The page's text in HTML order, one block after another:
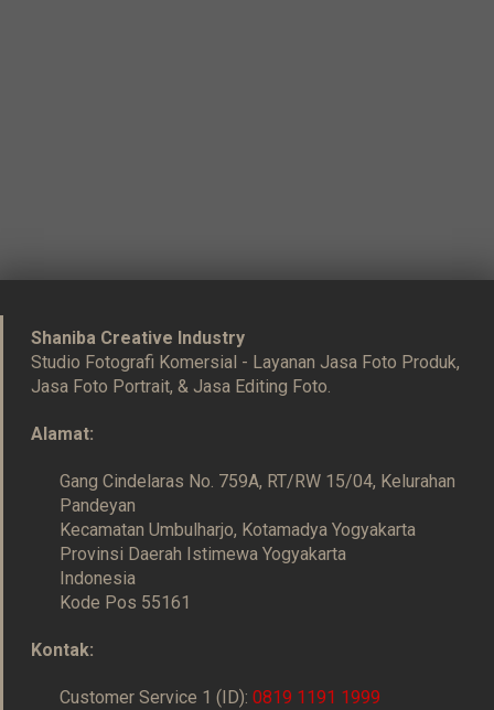
Shaniba Creative Industry
Studio Fotografi Komersial - Layanan Jasa Foto Produk,
Jasa Foto Portrait, & Jasa Editing Foto.
Alamat:
Gang Cindelaras No. 759A, RT/RW 15/04, Kelurahan
Pandeyan
Kecamatan Umbulharjo, Kotamadya Yogyakarta
Provinsi Daerah Istimewa Yogyakarta
Indonesia
Kode Pos 55161
Kontak:
Customer Service 1 (ID):0819 1191 1999